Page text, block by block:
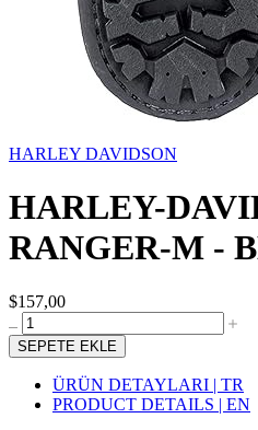
HARLEY DAVIDSON
HARLEY-
RANGER-M -
$157,00
SEPETE EKLE
ÜRÜN DETAYLARI | TR
PRODUCT DETAILS | EN